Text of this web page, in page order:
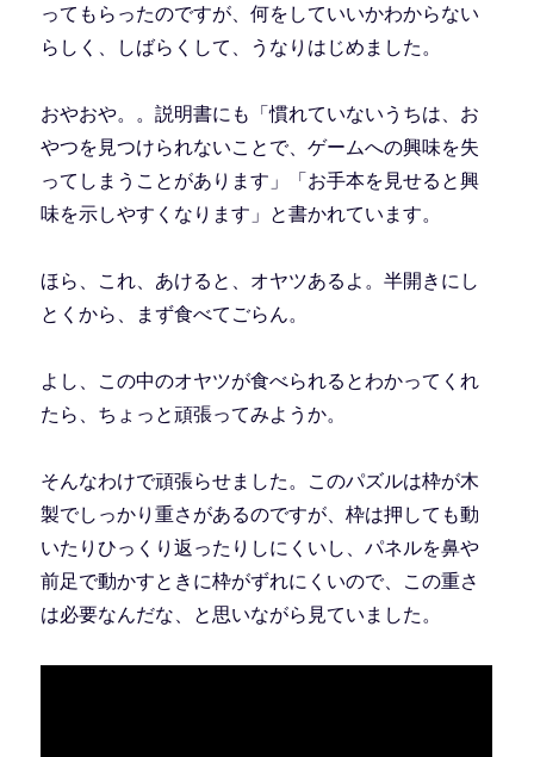
ってもらったのですが、何をしていいかわからない
らしく、しばらくして、うなりはじめました。
おやおや。。説明書にも「慣れていないうちは、お
やつを見つけられないことで、ゲームへの興味を失
ってしまうことがあります」「お手本を見せると興
味を示しやすくなります」と書かれています。
ほら、これ、あけると、オヤツあるよ。半開きにし
とくから、まず食べてごらん。
よし、この中のオヤツが食べられるとわかってくれ
たら、ちょっと頑張ってみようか。
そんなわけで頑張らせました。このパズルは枠が木
製でしっかり重さがあるのですが、枠は押しても動
いたりひっくり返ったりしにくいし、パネルを鼻や
前足で動かすときに枠がずれにくいので、この重さ
は必要なんだな、と思いながら見ていました。